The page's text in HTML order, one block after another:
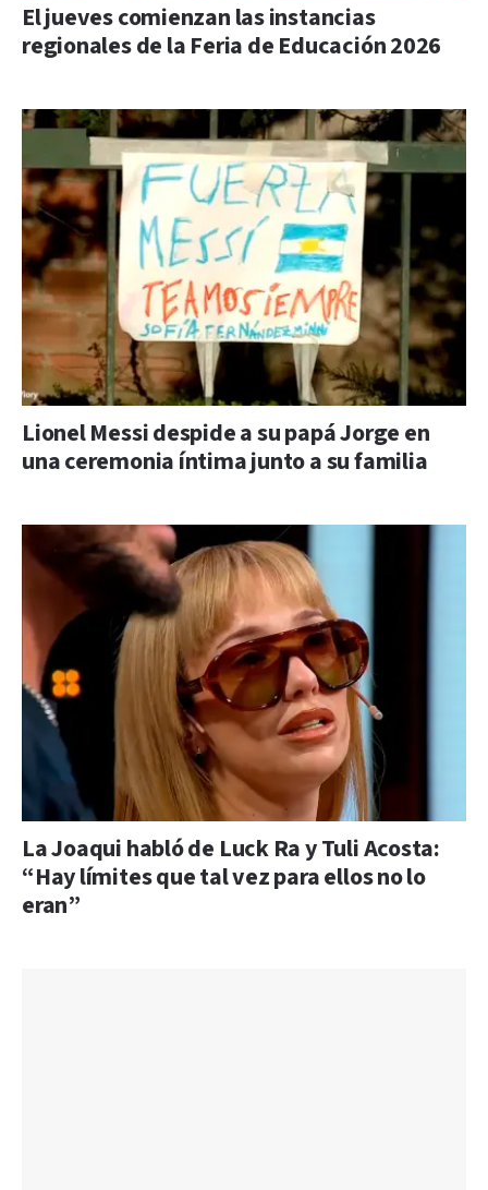
El jueves comienzan las instancias
regionales de la Feria de Educación 2026
Lionel Messi despide a su papá Jorge en
una ceremonia íntima junto a su familia
La Joaqui habló de Luck Ra y Tuli Acosta:
“Hay límites que tal vez para ellos no lo
eran”